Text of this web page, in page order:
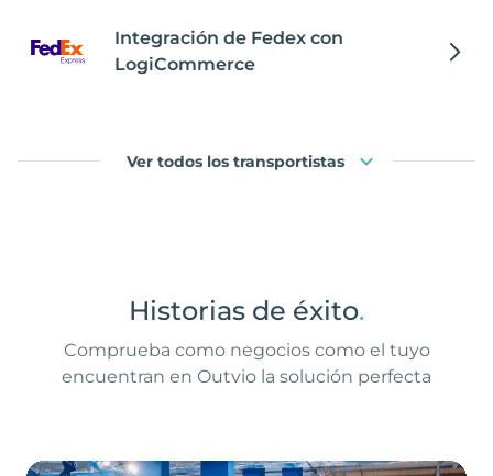
Integración de Fedex con
LogiCommerce
Ver todos los transportistas
Historias de éxito.
Comprueba como negocios como el tuyo
encuentran en Outvio la solución perfecta